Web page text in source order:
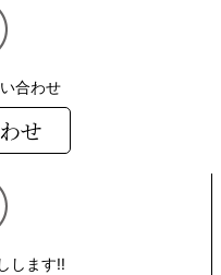
合わせ
せ
します!!